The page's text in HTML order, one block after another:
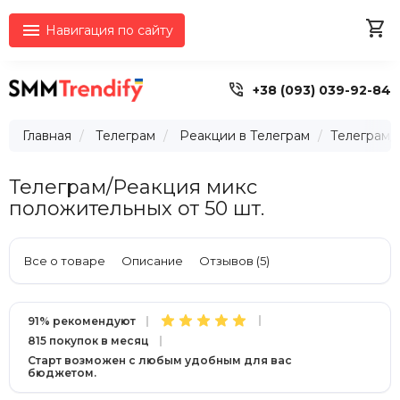
 Навигация по сайту 
 +38 (093) 039-92-84
Главная Телеграм Реакции в Телеграм Телеграм/
Телеграм/Реакция микс
положительных от 50 шт.
Все о товаре Описание Отзывов (5)
91% рекомендуют
815 покупок в месяц
Старт возможен с любым удобным для вас
бюджетом.